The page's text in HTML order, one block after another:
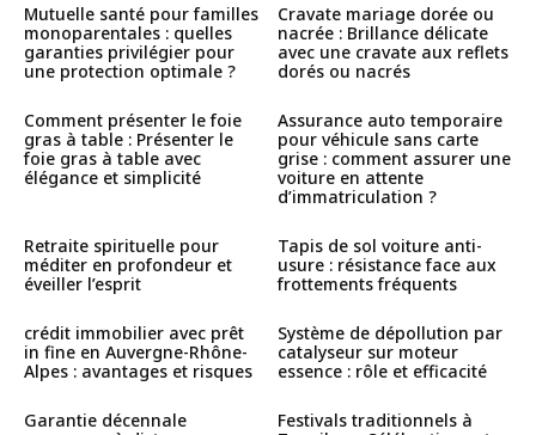
Mutuelle santé pour familles
monoparentales : quelles
garanties privilégier pour
une protection optimale ?
Cravate mariage dorée ou
nacrée : Brillance délicate
avec une cravate aux reflets
dorés ou nacrés
Comment présenter le foie
gras à table : Présenter le
foie gras à table avec
élégance et simplicité
Assurance auto temporaire
pour véhicule sans carte
grise : comment assurer une
voiture en attente
d’immatriculation ?
Retraite spirituelle pour
méditer en profondeur et
éveiller l’esprit
Tapis de sol voiture anti-
usure : résistance face aux
frottements fréquents
crédit immobilier avec prêt
in fine en Auvergne-Rhône-
Alpes : avantages et risques
Système de dépollution par
catalyseur sur moteur
essence : rôle et efficacité
Garantie décennale
Festivals traditionnels à